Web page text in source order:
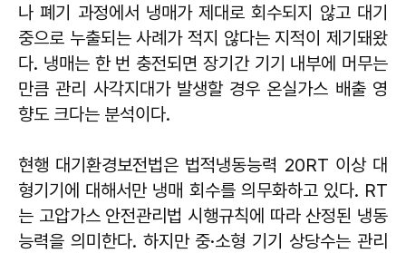
나 폐기 과정에서 냉매가 제대로 회수되지 않고 대기
중으로 누출되는 사례가 적지 않다는 지적이 제기돼왔
다. 냉매는 한 번 충전되면 장기간 기기 내부에 머무는
만큼 관리 사각지대가 발생할 경우 온실가스 배출 영
향도 크다는 분석이다.
현행 대기환경보전법은 법적냉동능력 20RT 이상 대
형기기에 대해서만 냉매 회수를 의무화하고 있다. RT
는 고압가스 안전관리법 시행규칙에 따라 산정된 냉동
능력을 의미한다. 하지만 중·소형 기기 상당수는 관리